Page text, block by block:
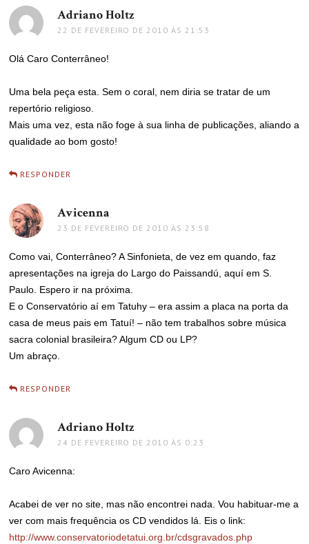
Adriano Holtz
22 DE FEVEREIRO DE 2010 ÀS 21:53
Olá Caro Conterrâneo!
Uma bela peça esta. Sem o coral, nem diria se tratar de um
repertório religioso.
Mais uma vez, esta não foge à sua linha de publicações, aliando a
qualidade ao bom gosto!
RESPONDER
Avicenna
23 DE FEVEREIRO DE 2010 ÀS 23:58
Como vai, Conterrâneo? A Sinfonieta, de vez em quando, faz
apresentações na igreja do Largo do Paissandú, aquí em S.
Paulo. Espero ir na próxima.
E o Conservatório aí em Tatuhy – era assim a placa na porta da
casa de meus pais em Tatuí! – não tem trabalhos sobre música
sacra colonial brasileira? Algum CD ou LP?
Um abraço.
RESPONDER
Adriano Holtz
24 DE FEVEREIRO DE 2010 ÀS 0:23
Caro Avicenna:
Acabei de ver no site, mas não encontrei nada. Vou habituar-me a
ver com mais frequência os CD vendidos lá. Eis o link:
http://www.conservatoriodetatui.org.br/cdsgravados.php